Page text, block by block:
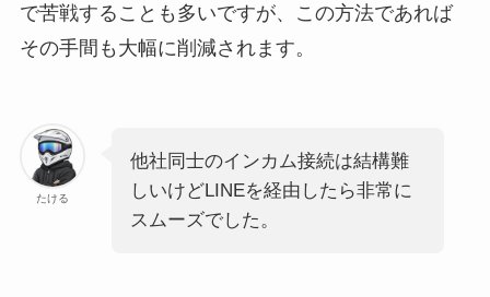
で苦戦することも多いですが、この方法であれば
その手間も大幅に削減されます。
たける
他社同士のインカム接続は結構難
しいけどLINEを経由したら非常に
スムーズでした。